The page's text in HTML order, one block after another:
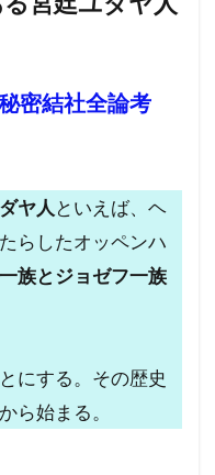
密結社全論考
ヤ人 といえば、ヘ
らしたオッペンハ
族とジョゼフ一族
にする。その歴史
から始まる。
王
ユダヤ
主義の戦略
信仰
依存症
仏教
ミラボー